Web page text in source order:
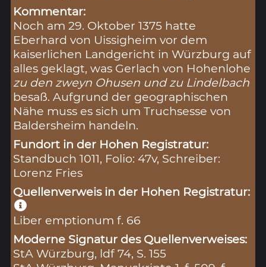
Kommentar:
Noch am 29. Oktober 1375 hatte
Eberhard von Uissigheim vor dem
kaiserlichen Landgericht in Würzburg auf
alles geklagt, was Gerlach von Hohenlohe
zu den zweyn Ohusen und zu Lindelbach
besaß. Aufgrund der geographischen
Nähe muss es sich um Truchsesse von
Baldersheim handeln.
Fundort in der Hohen Registratur:
Standbuch 1011, Folio: 47v, Schreiber:
Lorenz Fries
Quellenverweis in der Hohen Registratur:
Liber emptionum f. 66
Moderne Signatur des Quellenverweises:
StA Würzburg, ldf 74, S. 155